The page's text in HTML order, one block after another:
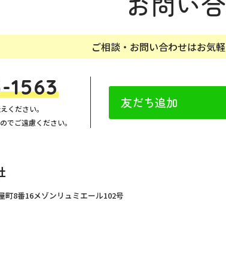
ご相談・お問い合わせはお気
1563
ください。
でご遠慮ください。
友だち追加
町8番16メゾンリュミエール102号